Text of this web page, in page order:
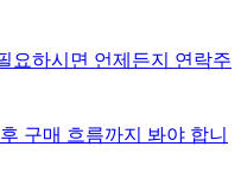
요하시면 언제든지 연락주
구매 흐름까지 봐야 합니